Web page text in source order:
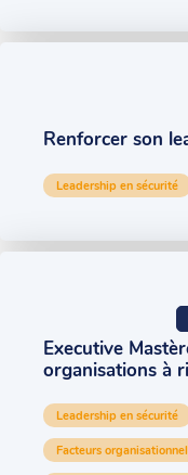
Renforcer son
Leadership en sécurité
Executive
organisations à
Leadership en sécurité
Facteurs